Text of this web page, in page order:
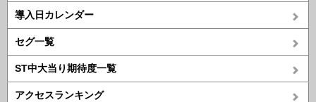
導入日カレンダー
セグ一覧
ST中大当り期待度一覧
アクセスランキング